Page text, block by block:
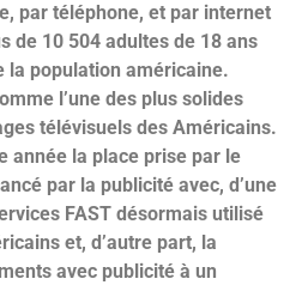
par téléphone, et par internet
de 10 504 adultes de 18 ans
la population américaine.
l’une des plus solides
télévisuels des Américains.
année la place prise par le
par la publicité avec, d’une
FAST désormais utilisé
et, d’autre part, la
avec publicité à un